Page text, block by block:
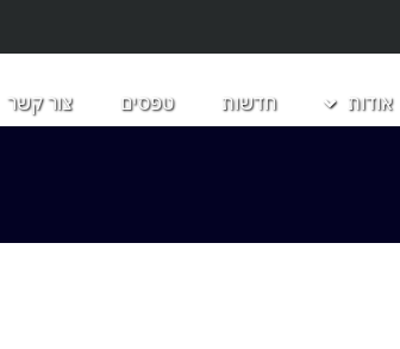
אודות חדשות טפסים צור קשר